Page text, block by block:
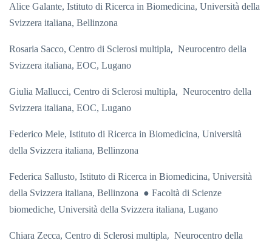
Alice Galante, Istituto di Ricerca in Biomedicina, Università della
Svizzera italiana, Bellinzona
Rosaria Sacco, Centro di Sclerosi multipla, Neurocentro della
Svizzera italiana, EOC, Lugano
Giulia Mallucci, Centro di Sclerosi multipla, Neurocentro della
Svizzera italiana, EOC, Lugano
Federico Mele, Istituto di Ricerca in Biomedicina, Università
della Svizzera italiana, Bellinzona
Federica Sallusto, Istituto di Ricerca in Biomedicina, Università
della Svizzera italiana, Bellinzona ● Facoltà di Scienze
biomediche, Università della Svizzera italiana, Lugano
Chiara Zecca, Centro di Sclerosi multipla, Neurocentro della